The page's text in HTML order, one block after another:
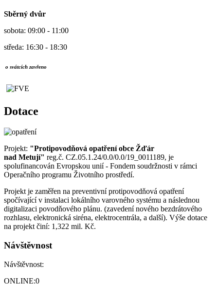
Sběrný dvůr
sobota: 09:00 - 11:00
středa: 16:30 - 18:30
o svátcích zavřeno
Dotace
Projekt: "Protipovodňová opatření obce Žďár
nad Metují" reg.č. CZ.05.1.24/0.0/0.0/19_0011189, je
spolufinancován Evropskou unií - Fondem soudržnosti v rámci
Operačního programu Životního prostředí.
Projekt je zaměřen na preventivní protipovodňová opatření
spočívající v instalaci lokálního varovného systému a následnou
digitalizaci povodňového plánu. (zavedení nového bezdrátového
rozhlasu, elektronická siréna, elektrocentrála, a další). Výše dotace
na projekt činí: 1,322 mil. Kč.
Návštěvnost
Návštěvnost:
ONLINE:0